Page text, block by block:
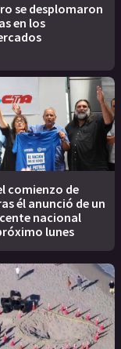
se desplomaron
en los
comienzo de
él anunció de un
nacional
lunes